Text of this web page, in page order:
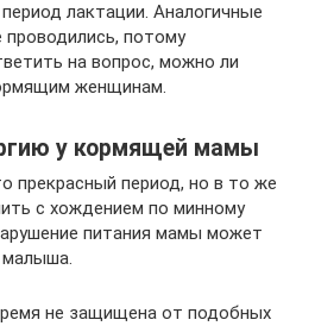
лактации. Аналогичные
потому
на вопрос, можно ли
женщинам.
у кормящей мамы
прекрасный период, но в то же
с хождением по минному
питания мамы может
малыша.
не защищена от подобных